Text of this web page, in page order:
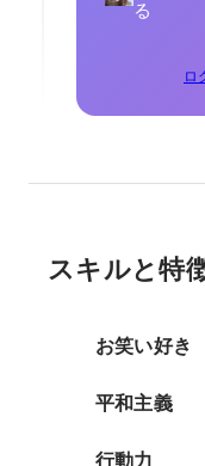
る
ロ
スキルと特
お笑い好き
平和主義